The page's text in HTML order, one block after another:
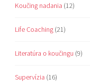
Koučing nadania (12)
Life Coaching (21)
Literatúra o koučingu (9)
Supervízia (16)